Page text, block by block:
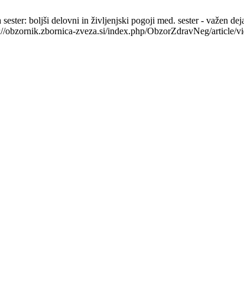
boljši delovni in življenjski pogoji med. sester - važen
obzornik.zbornica-zveza.si/index.php/ObzorZdravNeg/article/